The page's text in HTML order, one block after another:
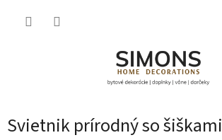
Svietnik prírodný so šiškami